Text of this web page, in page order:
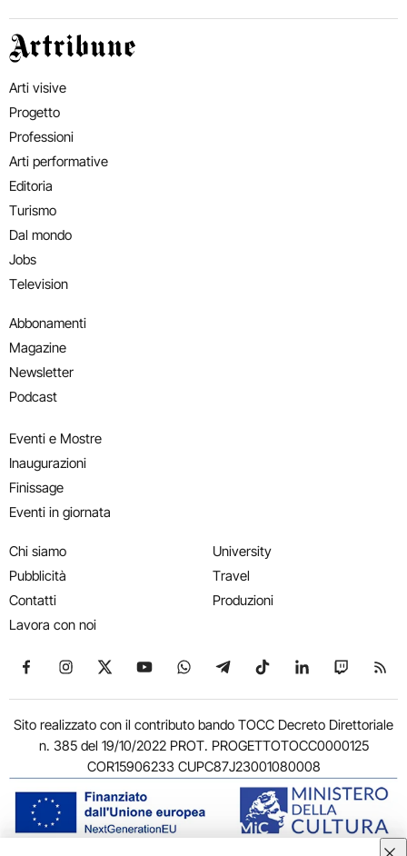
Artribune
Arti visive
Progetto
Professioni
Arti performative
Editoria
Turismo
Dal mondo
Jobs
Television
Abbonamenti
Magazine
Newsletter
Podcast
Eventi e Mostre
Inaugurazioni
Finissage
Eventi in giornata
Chi siamo
Pubblicità
Contatti
Lavora con noi
University
Travel
Produzioni
Seguici su Facebook
Seguici su Instagram
Seguici su X
Seguici su YouTube
Seguici su WhatsApp
Seguici su Telegram
Seguici su TikTok
Seguici su
Seguici
Sito realizzato con il contributo bando TOCC Decreto Direttoriale
n. 385 del 19/10/2022 PROT. PROGETTOTOCC0000125
COR15906233 CUPC87J23001080008